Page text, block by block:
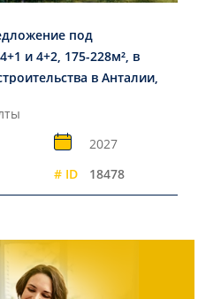
под
и 4+2, 175-228м², в
в Анталии,
2027
# ID 18478